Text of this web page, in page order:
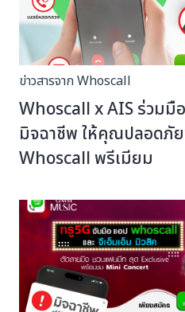
ข่าวสารจาก Whoscall
Whoscall x AIS ร่วม
มิจฉาชีพ ให้คุณปลอดภั
Whoscall พรีเมียม